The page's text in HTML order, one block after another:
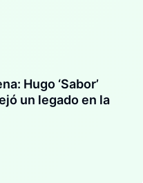
Hugo ‘Sabor’
un legado en la